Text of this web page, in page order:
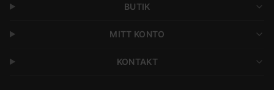
BUTIK
MITT KONTO
KONTAKT